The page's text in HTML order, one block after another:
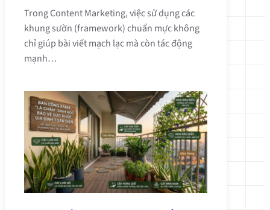
Trong Content Marketing, việc sử dụng các
khung sườn (framework) chuẩn mực không
chỉ giúp bài viết mạch lạc mà còn tác động
mạnh…